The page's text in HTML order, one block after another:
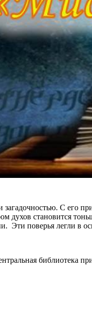
С его
становится
Эти поверья легли в
библиотека